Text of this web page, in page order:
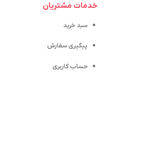
خدمات مشتریان
سبد خرید
پیگیری سفارش
حساب کاربری